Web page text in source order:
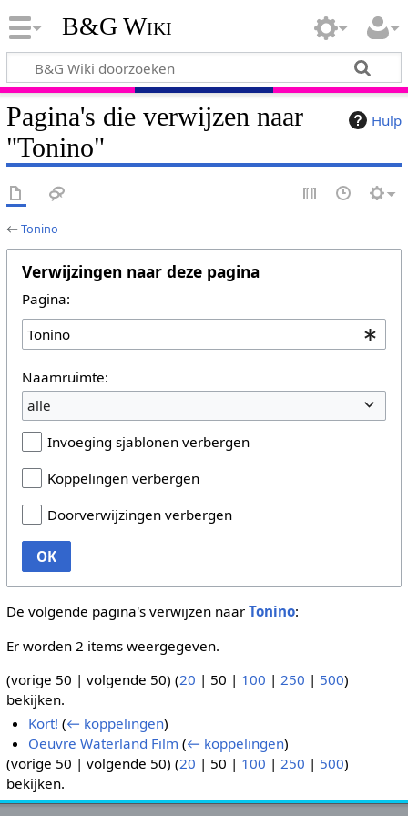
B&G Wiki
Hulp
Pagina's die verwijzen naar
"Tonino"
←Tonino
Verwijzingen naar deze pagina
Pagina:
Naamruimte:
alle
Invoeging sjablonen verbergen
Koppelingen verbergen
Doorverwijzingen verbergen
OK
De volgende pagina's verwijzen naar Tonino:
Er worden 2 items weergegeven.
(vorige 50 | volgende 50) (20 | 50 | 100 | 250 | 500)
bekijken.
Kort! (← koppelingen)
Oeuvre Waterland Film (← koppelingen)
(vorige 50 | volgende 50) (20 | 50 | 100 | 250 | 500)
bekijken.